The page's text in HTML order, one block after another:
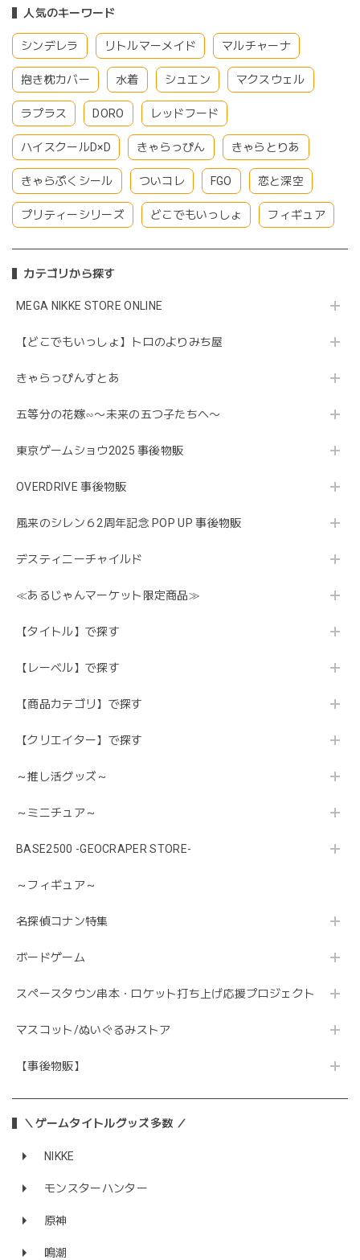
人気のキーワード
シンデレラ リトルマーメイド マルチャーナ
抱き枕カバー 水着 シュエン マクスウェル
ラプラス DORO レッドフード
ハイスクールD×D きゃらっぴん きゃらとりあ
きゃらぷくシール ついコレ FGO 恋と深空
プリティーシリーズ どこでもいっしょ フィギュア
カテゴリから探す
MEGA NIKKE STORE ONLINE
【どこでもいっしょ】トロのよりみち屋
きゃらっぴんすとあ
五等分の花嫁∽〜未来の五つ子たちへ〜
東京ゲームショウ2025 事後物販
OVERDRIVE 事後物販
風来のシレン６2周年記念 POP UP 事後物販
デスティニーチャイルド
≪あるじゃんマーケット限定商品≫
【タイトル】で探す
【レーベル】で探す
【商品カテゴリ】で探す
【クリエイター】で探す
～推し活グッズ～
～ミニチュア～
BASE2500 -GEOCRAPER STORE-
～フィギュア～
名探偵コナン特集
ボードゲーム
スペースタウン串本・ロケット打ち上げ応援プロジェクト
マスコット/ぬいぐるみストア
【事後物販】
＼ゲームタイトルグッズ多数 ／
NIKKE
モンスターハンター
原神
鳴潮